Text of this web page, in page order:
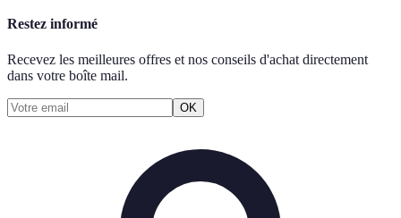
Restez informé
Recevez les meilleures offres et nos conseils d'achat directement
dans votre boîte mail.
OK